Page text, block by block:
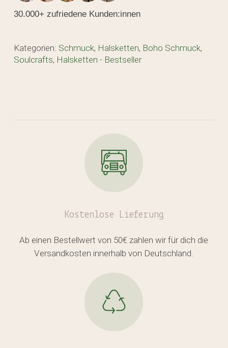
30.000+ zufriedene Kunden:innen
Kategorien: Schmuck, Halsketten, Boho Schmuck,
Soulcrafts, Halsketten - Bestseller
Kostenlose Lieferung
Ab einen Bestellwert von 50€ zahlen wir für dich die
Versandkosten innerhalb von Deutschland.